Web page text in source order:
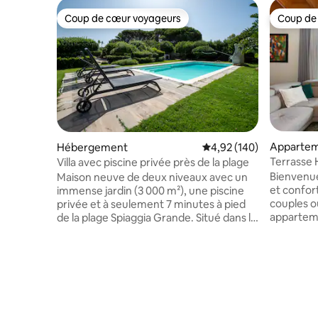
Coup de cœur voyageurs
Coup de cœur voyageurs
Hébergement Évaluation moyenne
4,92 (140)
Villa avec piscine privée près de la plage
Maison neuve de deux niveaux avec un
immense jardin (3 000 m²), une piscine
privée et à seulement 7 minutes à pied
de la plage Spiaggia Grande. Situé dans la
Coup
Coup
et
couples